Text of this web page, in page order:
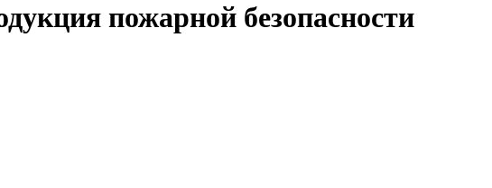
пожарной безопасности